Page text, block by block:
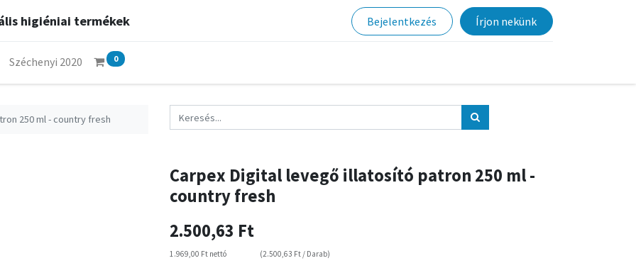
higiéniai termékek Bejelentkezés Írjon nekünk
Széchenyi 2020 0
250 ml - country fresh
Carpex Digital levegő illatosító patron 250 ml -
country fresh
2.500,63 Ft
1.969,00 Ft nettó (2.500,63 Ft / Darab)